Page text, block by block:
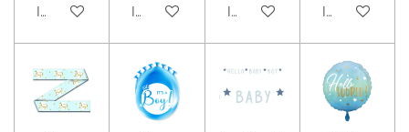
In winkelwagenIn winkelwagenIn winkelwagenIn